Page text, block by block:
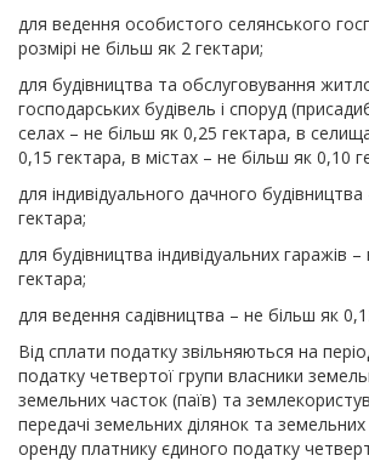
для ведення особистого селянського
розмірі не більш як 2 гектари;
для будівництва та обслуговування
господарських будівель і споруд
селах – не більш як 0,25 гектара, в
0,15 гектара, в містах – не більш як 0,10
для індивідуального дачного
гектара;
для будівництва індивідуальних гаражів
гектара;
для ведення садівництва – не більш як
Від сплати податку звільняються на
податку четвертої групи власники
земельних часток (паїв) та
передачі земельних ділянок та
оренду платнику єдиного податку